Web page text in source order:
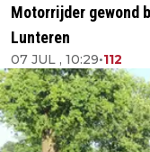
Motorrijder gewond
Lunteren
07 JUL , 10:29•112